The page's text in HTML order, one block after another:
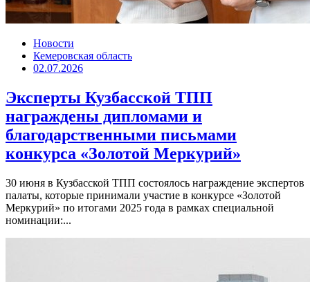
Новости
Кемеровская область
02.07.2026
Эксперты Кузбасской ТПП
награждены дипломами и
благодарственными письмами
конкурса «Золотой Меркурий»
30 июня в Кузбасской ТПП состоялось награждение экспертов
палаты, которые принимали участие в конкурсе «Золотой
Меркурий» по итогами 2025 года в рамках специальной
номинации:...